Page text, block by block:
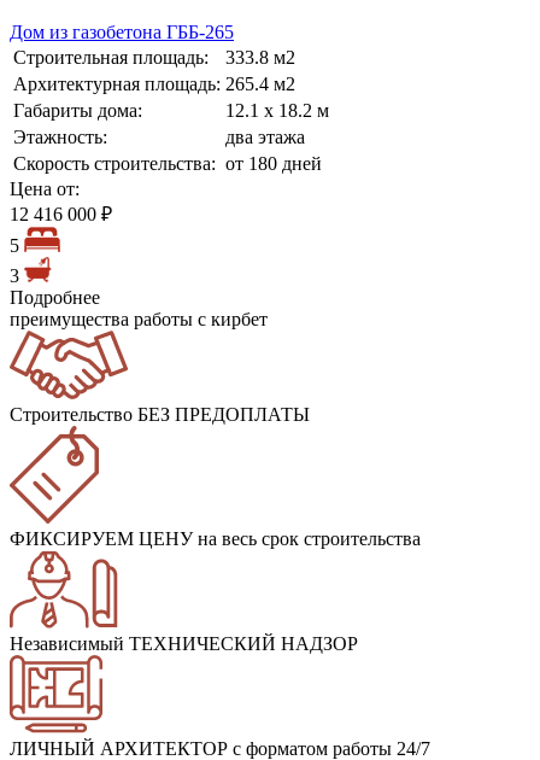
Дом из газобетона ГББ-265
Строительная площадь:
333.8 м2
Архитектурная площадь: 265.4 м2
Габариты дома:
12.1 х 18.2 м
Этажность:
два этажа
Скорость строительства: от 180 дней
Цена от:
12 416 000 ₽
5
3
Подробнее
преимущества работы с кирбет
Строительство БЕЗ ПРЕДОПЛАТЫ
ФИКСИРУЕМ ЦЕНУна весь срок строительства
Независимый ТЕХНИЧЕСКИЙ НАДЗОР
ЛИЧНЫЙ АРХИТЕКТОР с форматом работы 24/7